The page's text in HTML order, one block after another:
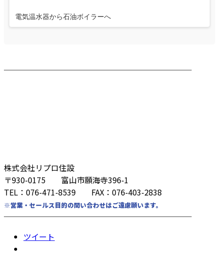
電気温水器から石油ボイラーへ
────────────────────────
株式会社リプロ住設
〒930-0175 富山市願海寺396-1
TEL：076-471-8539 FAX：076-403-2838
※営業・セールス目的の問い合わせはご遠慮願います。
────────────────────────
ツイート